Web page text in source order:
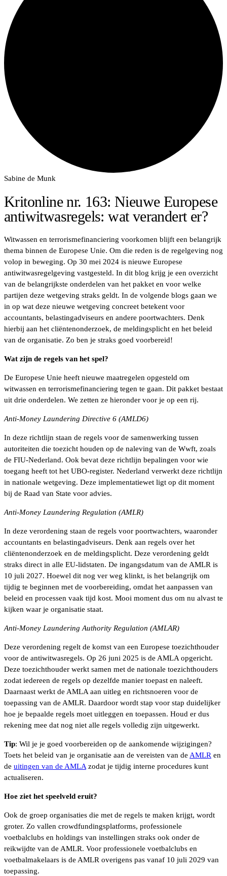
Sabine de Munk
Kritonline nr. 163: Nieuwe Europese
antiwitwasregels: wat verandert er?
Witwassen en terrorismefinanciering voorkomen blijft een belangrijk
thema binnen de Europese Unie. Om die reden is de regelgeving nog
volop in beweging. Op 30 mei 2024 is nieuwe Europese
antiwitwasregelgeving vastgesteld. In dit blog krijg je een overzicht
van de belangrijkste onderdelen van het pakket en voor welke
partijen deze wetgeving straks geldt. In de volgende blogs gaan we
in op wat deze nieuwe wetgeving concreet betekent voor
accountants, belastingadviseurs en andere poortwachters. Denk
hierbij aan het cliëntenonderzoek, de meldingsplicht en het beleid
van de organisatie. Zo ben je straks goed voorbereid!
Wat zijn de regels van het spel?
De Europese Unie heeft nieuwe maatregelen opgesteld om
witwassen en terrorismefinanciering tegen te gaan. Dit pakket bestaat
uit drie onderdelen. We zetten ze hieronder voor je op een rij.
Anti-Money Laundering Directive 6 (AMLD6)
In deze richtlijn staan de regels voor de samenwerking tussen
autoriteiten die toezicht houden op de naleving van de Wwft, zoals
de FIU-Nederland. Ook bevat deze richtlijn bepalingen voor wie
toegang heeft tot het UBO-register. Nederland verwerkt deze richtlijn
in nationale wetgeving. Deze implementatiewet ligt op dit moment
bij de Raad van State voor advies.
Anti-Money Laundering Regulation (AMLR)
In deze verordening staan de regels voor poortwachters, waaronder
accountants en belastingadviseurs. Denk aan regels over het
cliëntenonderzoek en de meldingsplicht. Deze verordening geldt
straks direct in alle EU-lidstaten. De ingangsdatum van de AMLR is
10 juli 2027. Hoewel dit nog ver weg klinkt, is het belangrijk om
tijdig te beginnen met de voorbereiding, omdat het aanpassen van
beleid en processen vaak tijd kost. Mooi moment dus om nu alvast te
kijken waar je organisatie staat.
Anti-Money Laundering Authority Regulation (AMLAR)
Deze verordening regelt de komst van een Europese toezichthouder
voor de antiwitwasregels. Op 26 juni 2025 is de AMLA opgericht.
Deze toezichthouder werkt samen met de nationale toezichthouders
zodat iedereen de regels op dezelfde manier toepast en naleeft.
Daarnaast werkt de AMLA aan uitleg en richtsnoeren voor de
toepassing van de AMLR. Daardoor wordt stap voor stap duidelijker
hoe je bepaalde regels moet uitleggen en toepassen. Houd er dus
rekening mee dat nog niet alle regels volledig zijn uitgewerkt.
Tip: Wil je je goed voorbereiden op de aankomende wijzigingen?
Toets het beleid van je organisatie aan de vereisten van de AMLR en
de uitingen van de AMLA zodat je tijdig interne procedures kunt
actualiseren.
Hoe ziet het speelveld eruit?
Ook de groep organisaties die met de regels te maken krijgt, wordt
groter. Zo vallen crowdfundingsplatforms, professionele
voetbalclubs en holdings van instellingen straks ook onder de
reikwijdte van de AMLR. Voor professionele voetbalclubs en
voetbalmakelaars is de AMLR overigens pas vanaf 10 juli 2029 van
toepassing.